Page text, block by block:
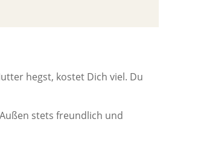
hegst, kostet Dich viel. Du
stets freundlich und